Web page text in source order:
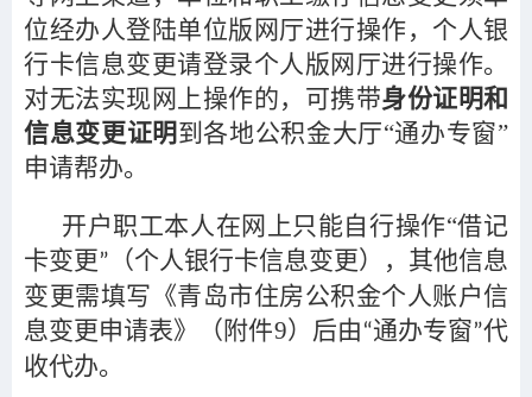
位经办人登陆单位版网厅进行操作，个人银
行卡信息变更请登录个人版网厅进行操作。
对无法实现网上操作的，可携带身份证明和
信息变更证明 到各地公积金大厅“通办专窗”
申请帮办。
开户职工本人在网上只能自行操作“借记
卡变更”
（个人银行卡信息变更），其他信息
变更需填写《青岛市住房公积金个人账户信
息变更申请表》（附件9）后由“通办专窗”代
收代办。